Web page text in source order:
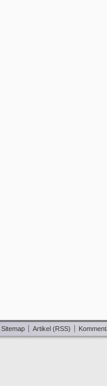
Sitemap Artikel (RSS)